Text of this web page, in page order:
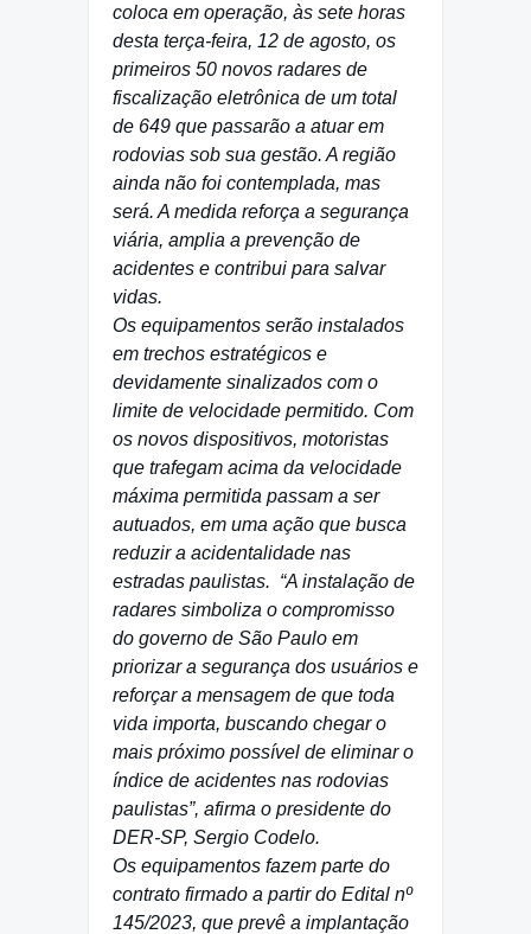
coloca em operação, às sete horas
desta terça-feira, 12 de agosto, os
primeiros 50 novos radares de
fiscalização eletrônica de um total
de 649 que passarão a atuar em
rodovias sob sua gestão. A região
ainda não foi contemplada, mas
será. A medida reforça a segurança
viária, amplia a prevenção de
acidentes e contribui para salvar
vidas.
Os equipamentos serão instalados
em trechos estratégicos e
devidamente sinalizados com o
limite de velocidade permitido. Com
os novos dispositivos, motoristas
que trafegam acima da velocidade
máxima permitida passam a ser
autuados, em uma ação que busca
reduzir a acidentalidade nas
estradas paulistas. “A instalação de
radares simboliza o compromisso
do governo de São Paulo em
priorizar a segurança dos usuários e
reforçar a mensagem de que toda
vida importa, buscando chegar o
mais próximo possível de eliminar o
índice de acidentes nas rodovias
paulistas”, afirma o presidente do
DER-SP, Sergio Codelo.
Os equipamentos fazem parte do
contrato firmado a partir do Edital nº
145/2023, que prevê a implantação